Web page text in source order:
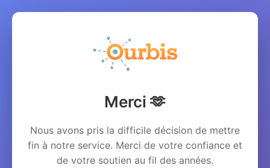
Merci 🫶
Nous avons pris la difficile décision de mettre
fin à notre service. Merci de votre confiance et
de votre soutien au fil des années.